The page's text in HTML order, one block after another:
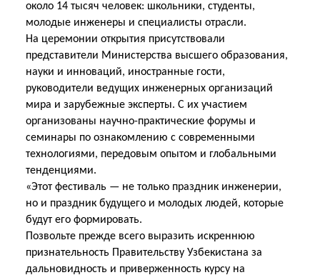
около 14 тысяч человек: школьники, студенты,
молодые инженеры и специалисты отрасли.
На церемонии открытия присутствовали
представители Министерства высшего образования,
науки и инноваций, иностранные гости,
руководители ведущих инженерных организаций
мира и зарубежные эксперты. С их участием
организованы научно-практические форумы и
семинары по ознакомлению с современными
технологиями, передовым опытом и глобальными
тенденциями.
«Этот фестиваль — не только праздник инженерии,
но и праздник будущего и молодых людей, которые
будут его формировать.
Позвольте прежде всего выразить искреннюю
признательность Правительству Узбекистана за
дальновидность и приверженность курсу на